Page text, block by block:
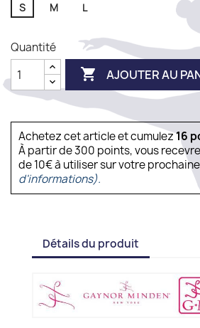
S M L
Quantité
 AJOUTER AU
Achetez cet article et cumulez16
À partir de 300 points, vous
de 10€ à utiliser sur votre
d'informations).
Détails du produit